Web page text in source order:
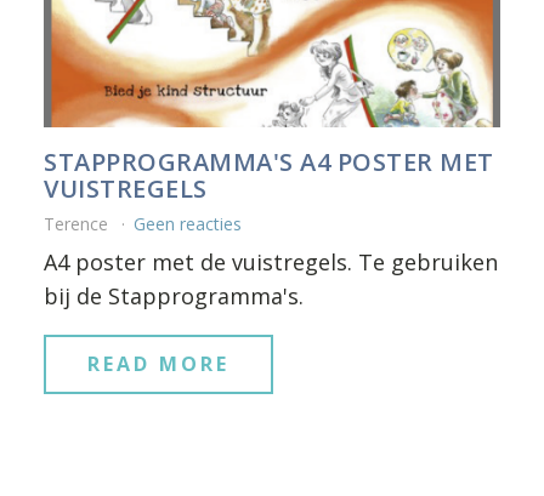
STAPPROGRAMMA'S A4 POSTER MET
VUISTREGELS
Terence Geen reacties
A4 poster met de vuistregels. Te gebruiken
bij de Stapprogramma's.
READ MORE